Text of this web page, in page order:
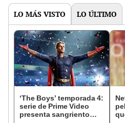
LO MÁS VISTO LO ÚLTIMO
‘The Boys’ temporada 4:
serie de Prime Video
presenta sangriento